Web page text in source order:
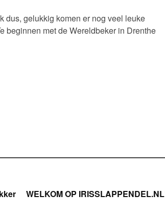
dus, gelukkig komen er nog veel leuke
beginnen met de Wereldbeker in Drenthe
WELKOM OP